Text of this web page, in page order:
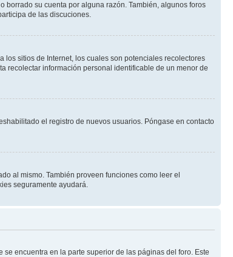
borrado su cuenta por alguna razón. También, algunos foros
de las discuciones.
los sitios de Internet, los cuales son potenciales recolectores
recolectar información personal identificable de un menor de
el registro de nuevos usuarios. Póngase en contacto
al mismo. También proveen funciones como leer el
seguramente ayudará.
encuentra en la parte superior de las páginas del foro. Este